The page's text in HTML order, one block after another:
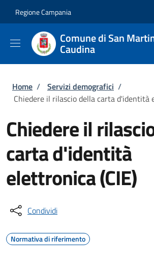
Regione Campania
Comune di San
Caudina
Briciole di pane
Home / Servizi demografici /
Chiedere il rilascio della carta d'identità
Chiedere il
carta d'identità
elettronica (CIE)
Condividi
Normativa di riferimento